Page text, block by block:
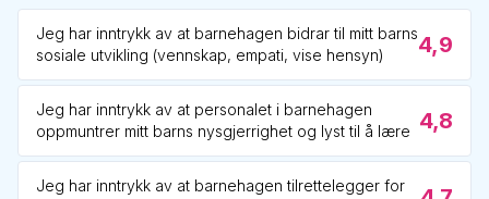
Jeg har inntrykk av at barnehagen bidrar til mitt barns
sosiale utvikling (vennskap, empati, vise hensyn)
4,9
Jeg har inntrykk av at personalet i barnehagen
oppmuntrer mitt barns nysgjerrighet og lyst til å lære 4,8
Jeg har inntrykk av at barnehagen tilrettelegger for